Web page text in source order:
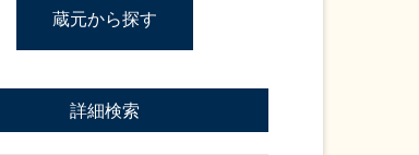
蔵元から探す
詳細検索